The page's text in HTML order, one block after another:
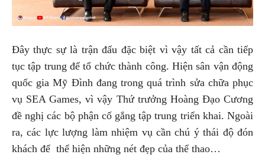
Đây thực sự là trận đấu đặc biệt vì vậy tất cả cần tiếp
tục tập trung để tổ chức thành công. Hiện sân vận động
quốc gia Mỹ Đình đang trong quá trình sửa chữa phục
vụ SEA Games, vì vậy Thứ trưởng Hoàng Đạo Cương
đề nghị các bộ phận cố gắng tập trung triển khai. Ngoài
ra, các lực lượng làm nhiệm vụ cần chú ý thái độ đón
khách để thể hiện những nét đẹp của thể thao…